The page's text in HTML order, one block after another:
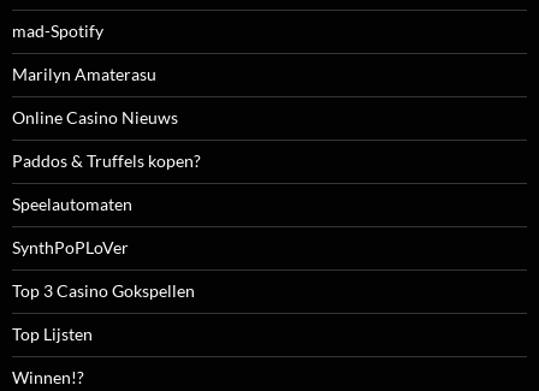
mad-Spotify
Marilyn Amaterasu
Online Casino Nieuws
Paddos & Truffels kopen?
Speelautomaten
SynthPoPLoVer
Top 3 Casino Gokspellen
Top Lijsten
Winnen!?